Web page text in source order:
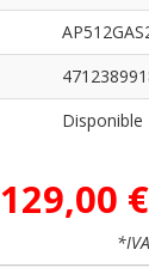
Disponible
129,00 €